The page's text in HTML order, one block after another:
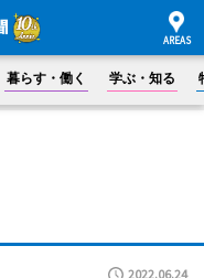
暮らす・働く 学ぶ・知る
2022.06.24